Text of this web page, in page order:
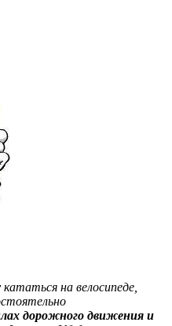
на велосипеде,
дорожного движения и